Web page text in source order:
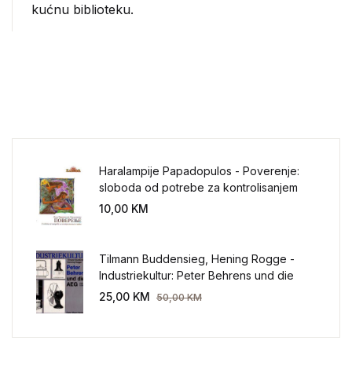
kućnu biblioteku.
Haralampije Papadopulos - Poverenje:
sloboda od potrebe za kontrolisanjem
sveta
10,00 KM
Tilmann Buddensieg, Hening Rogge -
Industriekultur: Peter Behrens und die
AEG 1907-1914.
25,00 KM 50,00KM